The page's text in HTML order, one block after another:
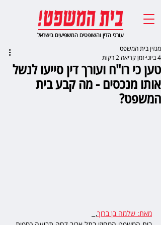
עורכי הדין והשופטים המשפיעים בישראל
טען כי רו"ח ועורך דין סייעו לנשל
אותו מנכסים - מה קבע בית
המשפט?
מגזין בית המשפט
4 ביוני
זמן קריאה 2 דקות
מאת: שלמה בן ברוך,